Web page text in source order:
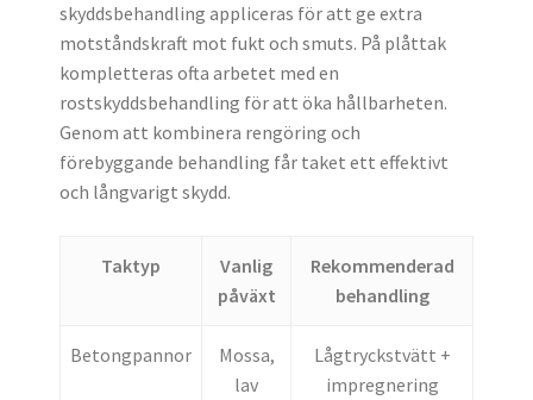
skyddsbehandling appliceras för att ge extra
motståndskraft mot fukt och smuts. På plåttak
kompletteras ofta arbetet med en
rostskyddsbehandling för att öka hållbarheten.
Genom att kombinera rengöring och
förebyggande behandling får taket ett effektivt
och långvarigt skydd.
Taktyp
Vanlig
påväxt
Rekommenderad
behandling
Betongpannor
Mossa,
lav
Lågtryckstvätt +
impregnering